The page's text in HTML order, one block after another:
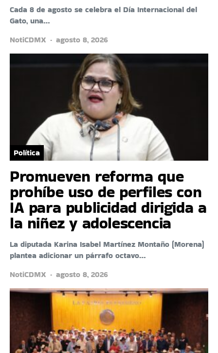
Cada 8 de agosto se celebra el Día Internacional del
Gato, una…
NotiCDMX
agosto 8, 2026
Política
Promueven reforma que
prohíbe uso de perfiles con
IA para publicidad dirigida a
la niñez y adolescencia
La diputada Karina Isabel Martínez Montaño (Morena)
plantea adicionar un párrafo octavo…
NotiCDMX
agosto 8, 2026